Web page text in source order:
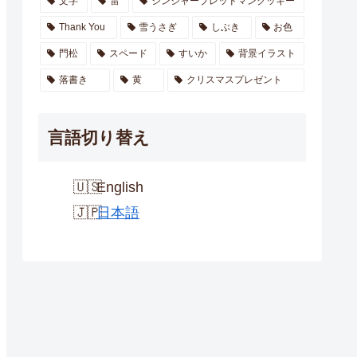
Thank You 雪うさぎ しぶき お色
門松 スペード すいか 背景イラスト
落書き 黄 クリスマスプレゼント
言語切り替え
English
日本語